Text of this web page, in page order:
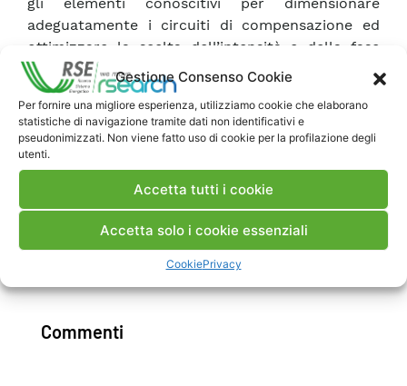
Gestione Consenso Cookie
Per fornire una migliore esperienza, utilizziamo cookie che elaborano
statistiche di navigazione tramite dati non identificativi e
pseudonimizzati. Non viene fatto uso di cookie per la profilazione degli
utenti.
Accetta tutti i cookie
Accetta solo i cookie essenziali
CookiePrivacy
gli elementi conoscitivi per dimensionare
adeguatamente i circuiti di compensazione ed
ottimizzare la scelta dell’intensità e della fase
della corrente da iniettare in essi. Tale
caratterizzazione non può infatti essere limitata
al solo esame della distribuzione spaziale delle
intensità del campo magnetico ma deve anche
comportare l’analisi delle componenti direzionali
valutare in ogni punto dello spazio di interesse
l’ellisse di polarizzazione del campo.
Commenti